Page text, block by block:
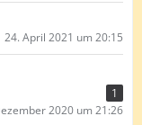
24. April 2021 um 20:15
1
2020 um 21:26